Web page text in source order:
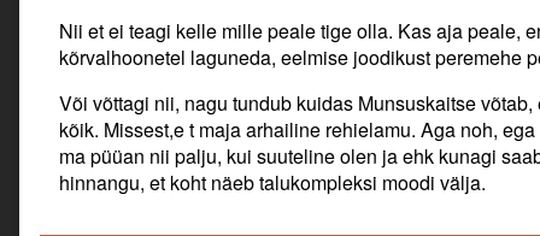
Nii et ei teagi kelle mille peale tige olla. Kas aja peale,
kõrvalhoonetel laguneda, eelmise joodikust
Või võttagi nii, nagu tundub kuidas Munsuskaitse
kõik. Missest,e t maja arhailine rehielamu. Aga noh,
ma püüan nii palju, kui suuteline olen ja ehk kunagi
hinnangu, et koht näeb talukompleksi moodi välja.